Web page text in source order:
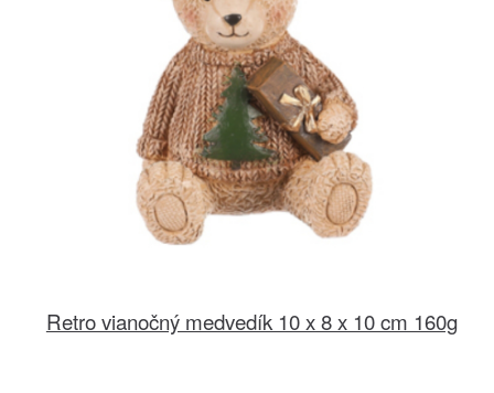
Retro vianočný medvedík 10 x 8 x 10 cm 160g